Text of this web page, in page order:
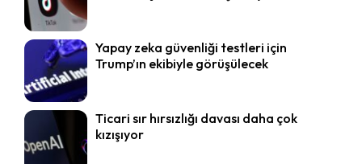
Yapay zeka güvenliği testleri için
Trump’ın ekibiyle görüşülecek
Ticari sır hırsızlığı davası daha çok
kızışıyor